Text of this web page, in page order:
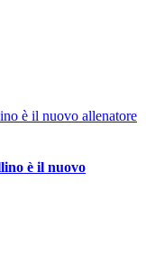
è il nuovo